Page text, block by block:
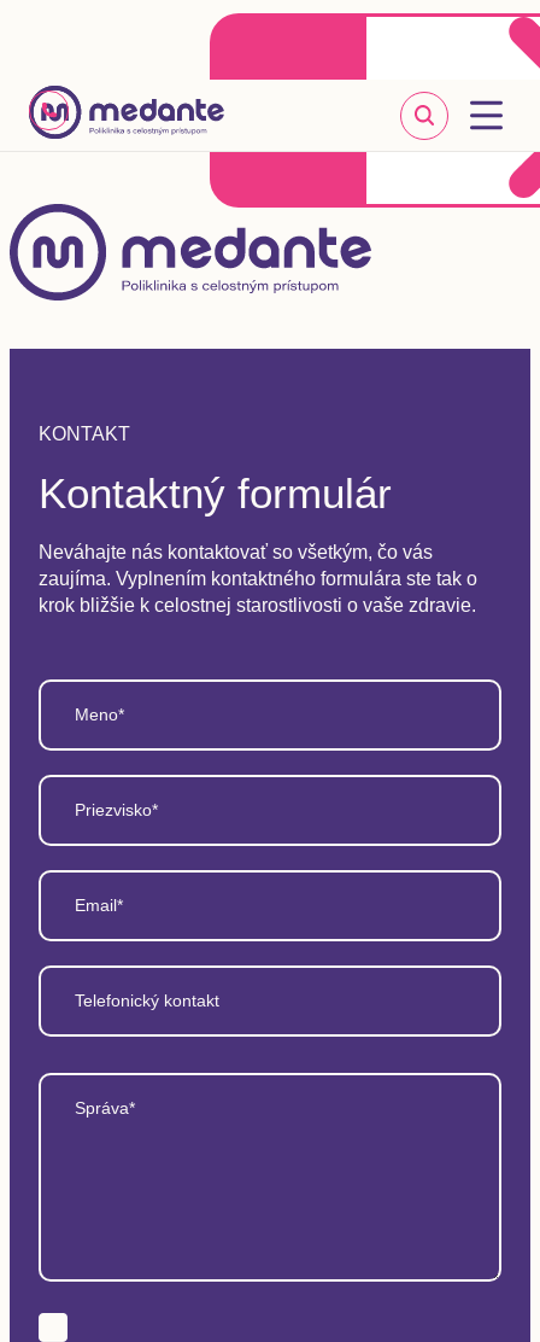
Klientske centrum
+421 2 20 302 303
KONTAKT
Kontaktný formulár
Neváhajte nás kontaktovať so všetkým, čo vás
zaujíma. Vyplnením kontaktného formulára ste tak o
krok bližšie k celostnej starostlivosti o vaše zdravie.
Meno*
Priezvisko*
Email*
Telefonický kontakt
Správa*